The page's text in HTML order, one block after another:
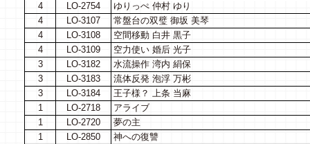
4
LO-2754
ゆりっぺ 仲村 ゆり
4
LO-3107
常盤台の双璧 御坂 美琴
4
LO-3108
空間移動 白井 黒子
4
LO-3109
空力使い 婚后 光子
3
LO-3182
水流操作 湾内 絹保
3
LO-3183
流体反発 泡浮 万彬
3
LO-3184
王子様？ 上条 当麻
1
LO-2718
アライブ
1
LO-2720
夢の主
1
LO-2850 神への復讐